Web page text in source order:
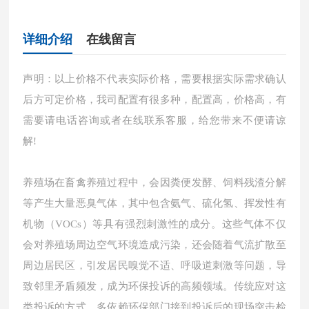
详细介绍 在线留言
声明：以上价格不代表实际价格，需要根据实际需求确认
后方可定价格，我司配置有很多种，配置高，价格高，有
需要请电话咨询或者在线联系客服，给您带来不便请谅
解!
养殖场在畜禽养殖过程中，会因粪便发酵、饲料残渣分解
等产生大量恶臭气体，其中包含氨气、硫化氢、挥发性有
机物（VOCs）等具有强烈刺激性的成分。这些气体不仅
会对养殖场周边空气环境造成污染，还会随着气流扩散至
周边居民区，引发居民嗅觉不适、呼吸道刺激等问题，导
致邻里矛盾频发，成为环保投诉的高频领域。传统应对这